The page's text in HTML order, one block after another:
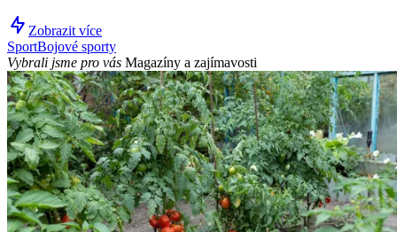
Zobrazit více
SportBojové sporty
Vybrali jsme pro vás Magazíny a zajímavosti